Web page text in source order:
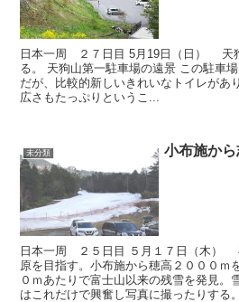
日本一周 ２７日目 5月19日（日） 天
る。 天狗山第一駐車場の遠景 この駐車
だが、比較的新しいきれいなトイレがあ
広さもたっぷりというこ...
未分類 小布施か
日本一周 ２５日目 ５月１７日（木）
原を目指す。小布施から穂高２０００ｍ
０ｍあたりで富士山以来の残雪を発見。
はこれだけで興奮し写真に撮ったりする